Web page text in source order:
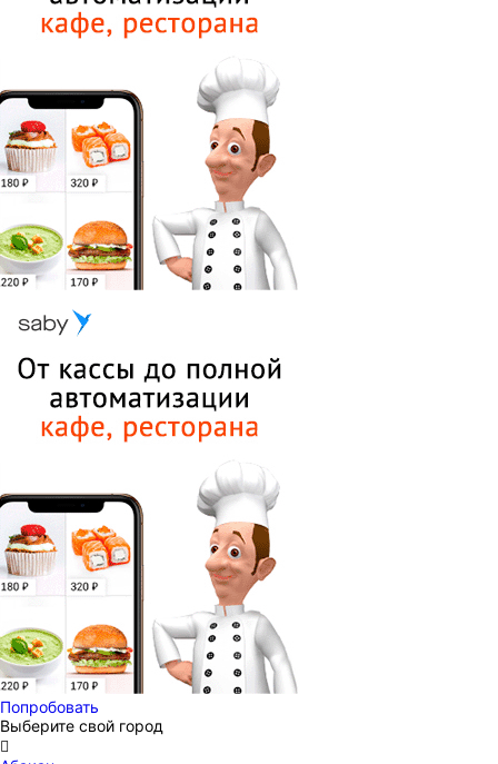
Попробовать
Выберите свой город
